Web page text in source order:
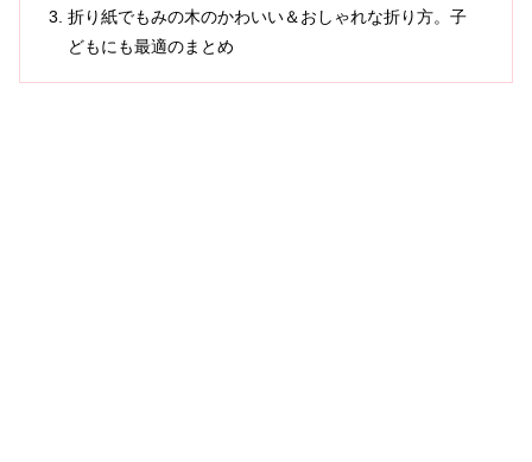
折り紙でもみの木のかわいい＆おしゃれな折り方。子
どもにも最適のまとめ